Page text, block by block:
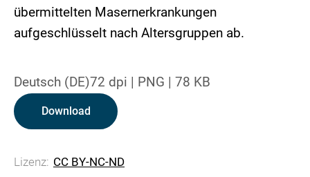
übermittelten Masernerkrankungen
aufgeschlüsselt nach Altersgruppen ab.
Deutsch (DE)72 dpi | PNG | 78 KB
Download
Lizenz: CC BY-NC-ND